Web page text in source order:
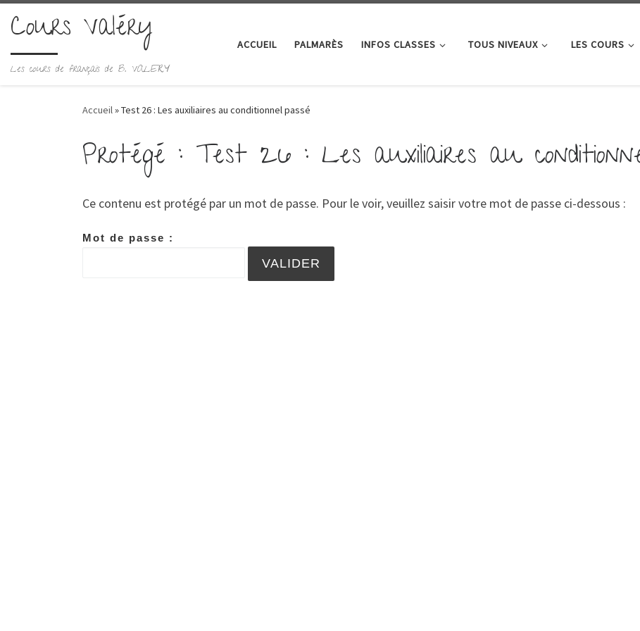
Skip to content
Cours Valéry
Les cours de français de B. VALERY
ACCUEIL PALMARÈS INFOS CLASSES TOUS NIVEAUX LES COURS
Accueil»Test 26 : Les auxiliaires au conditionnel passé
Protégé : Test 26 : Les auxiliaires au
Ce contenu est protégé par un mot de passe. Pour le voir, veuillez saisir votre mot de passe ci-dessous :
Mot de passe :